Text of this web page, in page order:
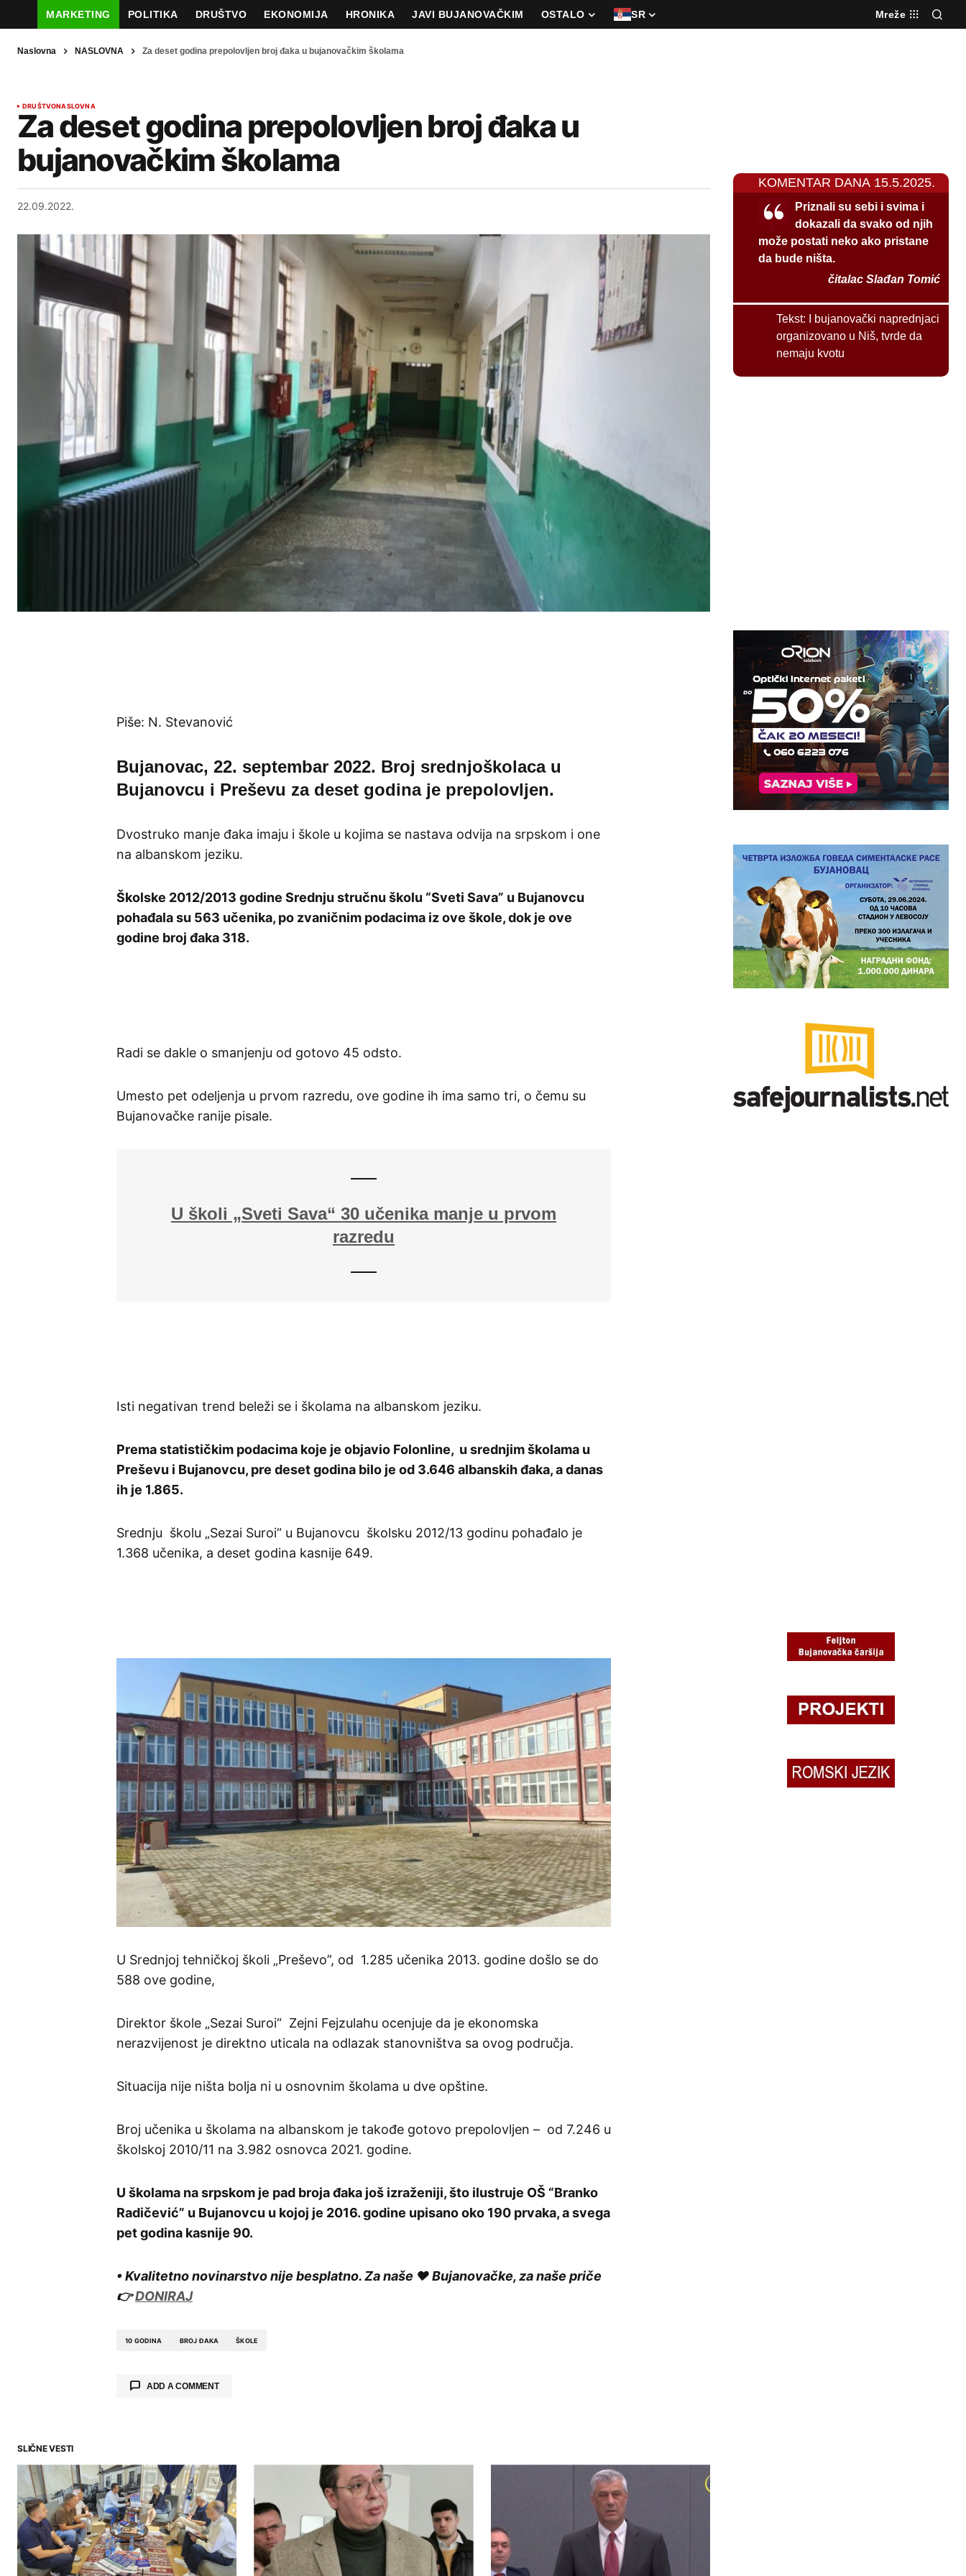
MARKETING POLITIKA DRUŠTVO EKONOMIJA HRONIKA JAVI BUJANOVAČKIM OSTALO SR Mreže
Naslovna NASLOVNA Za deset godina prepolovljen broj đaka u bujanovačkim školama
DRUŠTVONASLOVNA
Za deset godina prepolovljen broj đaka u
bujanovačkim školama
22.09.2022.
Piše: N. Stevanović
Bujanovac, 22. septembar 2022. Broj srednjoškolaca u
Bujanovcu i Preševu za deset godina je prepolovljen.
Dvostruko manje đaka imaju i škole u kojima se nastava odvija na srpskom i one
na albanskom jeziku.
Školske 2012/2013 godine Srednju stručnu školu “Sveti Sava” u Bujanovcu
pohađala su 563 učenika, po zvaničnim podacima iz ove škole, dok je ove
godine broj đaka 318.
Radi se dakle o smanjenju od gotovo 45 odsto.
Umesto pet odeljenja u prvom razredu, ove godine ih ima samo tri, o čemu su
Bujanovačke ranije pisale.
U školi „Sveti Sava“ 30 učenika manje u prvom
razredu
Isti negativan trend beleži se i školama na albanskom jeziku.
Prema statističkim podacima koje je objavio Folonline, u srednjim školama u
Preševu i Bujanovcu, pre deset godina bilo je od 3.646 albanskih đaka, a danas
ih je 1.865.
Srednju školu „Sezai Suroi“ u Bujanovcu školsku 2012/13 godinu pohađalo je
1.368 učenika, a deset godina kasnije 649.
U Srednjoj tehničkoj školi „Preševo”, od 1.285 učenika 2013. godine došlo se do
588 ove godine,
Direktor škole „Sezai Suroi“ Zejni Fejzulahu ocenjuje da je ekonomska
nerazvijenost je direktno uticala na odlazak stanovništva sa ovog područja.
Situacija nije ništa bolja ni u osnovnim školama u dve opštine.
Broj učenika u školama na albanskom je takođe gotovo prepolovljen – od 7.246 u
školskoj 2010/11 na 3.982 osnovca 2021. godine.
U školama na srpskom je pad broja đaka još izraženiji, što ilustruje OŠ “Branko
Radičević” u Bujanovcu u kojoj je 2016. godine upisano oko 190 prvaka, a svega
pet godina kasnije 90.
• Kvalitetno novinarstvo nije besplatno. Za naše ❤️ Bujanovačke, za naše priče
👉DONIRAJ
10 GODINA BROJ ĐAKA ŠKOLE
ADD A COMMENT
Comment*
SLIČNE VESTI
KOMENTAR DANA 15.5.2025.
Priznali su sebi i svima i
dokazali da svako od njih
može postati neko ako pristane
da bude ništa.
čitalac Slađan Tomić
Tekst:
I bujanovački naprednjaci
organizovano u Niš, tvrde da
nemaju kvotu